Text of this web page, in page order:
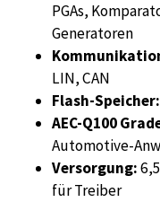
PGAs,
Generatoren
LIN, CAN
Flash-Speicher:
AEC-Q100
Automotive-
Versorgung:
für Treiber